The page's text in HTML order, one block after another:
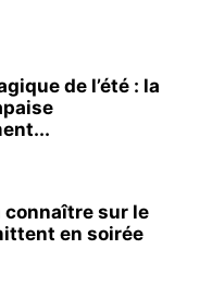
de l’été : la
connaître sur le
en soirée